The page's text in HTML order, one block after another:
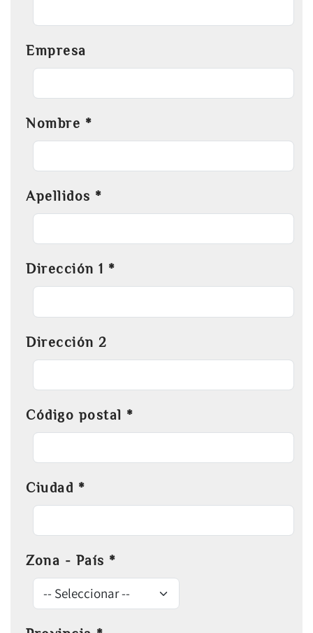
Empresa
Nombre *
Apellidos *
Dirección 1 *
Dirección 2
Código postal *
Ciudad *
Zona - País *